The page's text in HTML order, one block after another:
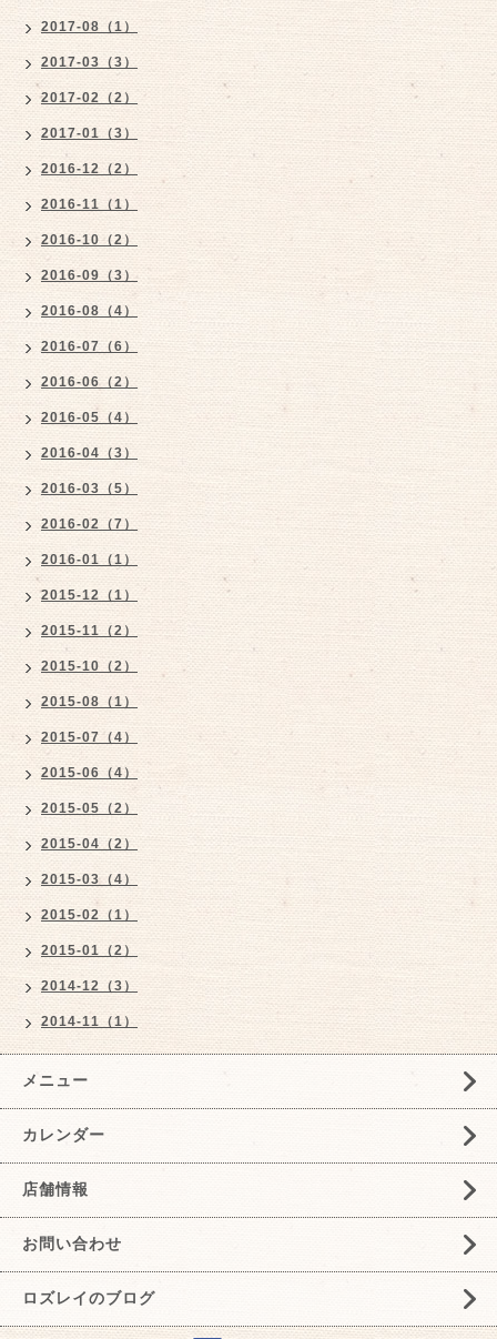
2017-08（1）
2017-03（3）
2017-02（2）
2017-01（3）
2016-12（2）
2016-11（1）
2016-10（2）
2016-09（3）
2016-08（4）
2016-07（6）
2016-06（2）
2016-05（4）
2016-04（3）
2016-03（5）
2016-02（7）
2016-01（1）
2015-12（1）
2015-11（2）
2015-10（2）
2015-08（1）
2015-07（4）
2015-06（4）
2015-05（2）
2015-04（2）
2015-03（4）
2015-02（1）
2015-01（2）
2014-12（3）
2014-11（1）
メニュー
カレンダー
店舗情報
お問い合わせ
ロズレイのブログ